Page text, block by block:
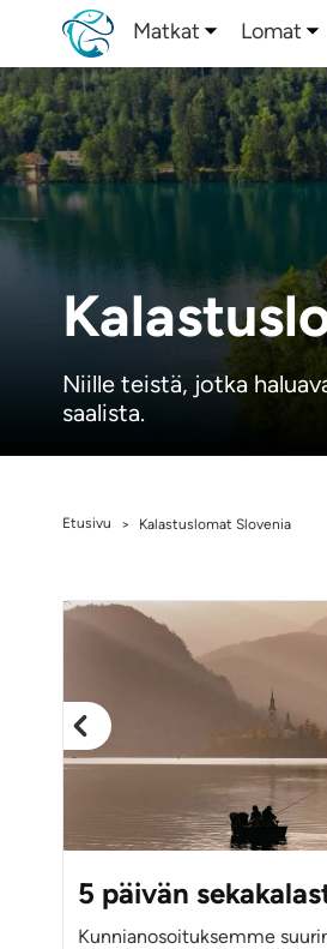
Matkat Lomat
Niille teistä, jotka
saalista.
Etusivu > Kalastuslomat Slovenia
5 päivän
Kunnianosoituksemme